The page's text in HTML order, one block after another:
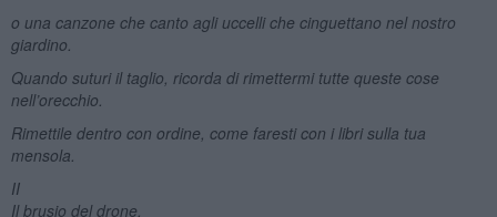
o una canzone che canto agli uccelli che cinguettano nel nostro
giardino.
Quando suturi il taglio, ricorda di rimettermi tutte queste cose
nell’orecchio.
Rimettile dentro con ordine, come faresti con i libri sulla tua
mensola.
II
Il brusio del drone,